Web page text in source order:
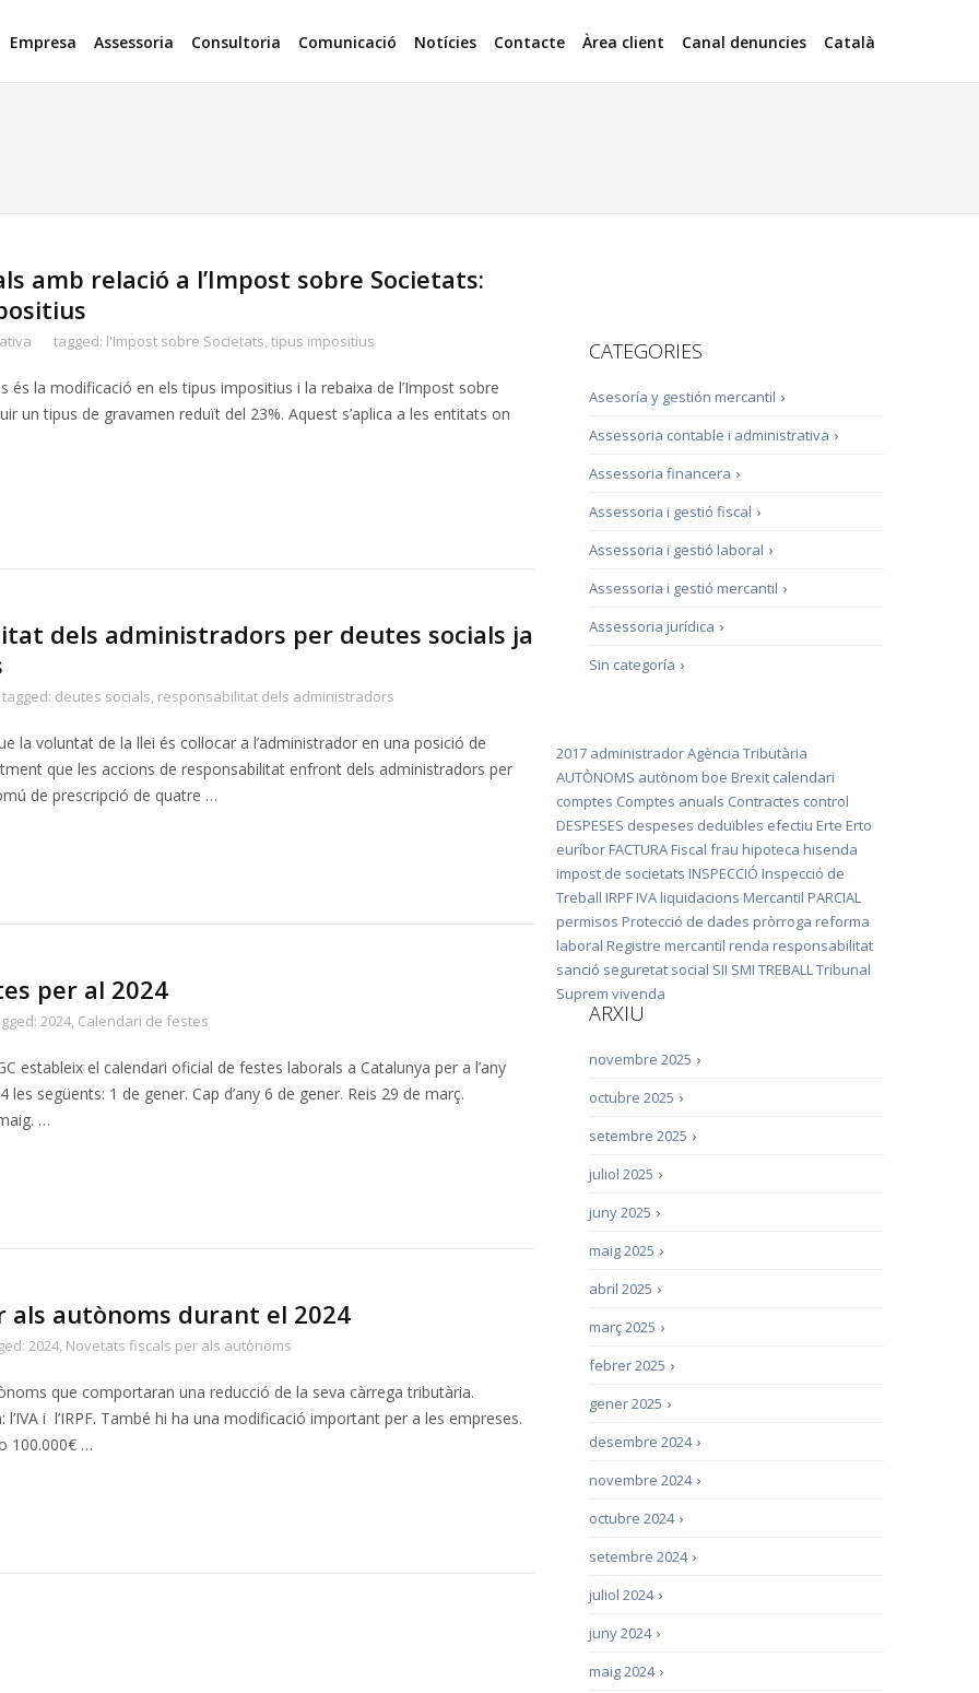
Empresa Assessoria Consultoria Comunicació Notícies Contacte Àrea client Canal denuncies Català
amb relació a l’Impost sobre Societats:
tagged: l'Impost sobre Societats,tipus impositius
la modificació en els tipus impositius i la rebaixa de l’Impost sobre
un tipus de gravamen reduït del 23%. Aquest s’aplica a les entitats on
dels administradors per deutes socials ja
tagged: deutes socials, responsabilitat dels administradors
la voluntat de la llei és col·locar a l’administrador en una posició de
que les accions de responsabilitat enfront dels administradors per
de prescripció de quatre …
per al 2024
2024, Calendari de festes
estableix el calendari oficial de festes laborals a Catalunya per a l’any
següents: 1 de gener. Cap d’any 6 de gener. Reis 29 de març.
…
als autònoms durant el 2024
2024, Novetats fiscals per als autònoms
que comportaran una reducció de la seva càrrega tributària.
i l’IRPF. També hi ha una modificació important per a les empreses.
100.000€ …
CATEGORIES
›
Asesoría y gestión mercantil
›
Assessoria contable i administrativa
›
Assessoria financera
›
Assessoria i gestió fiscal
›
Assessoria i gestió laboral
›
Assessoria i gestió mercantil
›
Assessoria jurídica
›
Sin categoría
2017 administradorAgència Tributària
AUTÒNOMS autònom boe Brexit calendari
comptes Comptes anuals Contractes control
DESPESES despeses deduïbles efectiu Erte Erto
euríbor FACTURA Fiscal frau hipoteca hisenda
impost de societats INSPECCIÓ Inspecció de
Treball IRPF IVA liquidacions Mercantil PARCIAL
permisos Protecció de dades pròrroga reforma
laboral Registre mercantil renda responsabilitat
sanció seguretat social SII SMI TREBALLTribunal
Suprem vivenda
ARXIU
›
novembre 2025
›
octubre 2025
›
setembre 2025
›
juliol 2025
›
juny 2025
›
maig 2025
›
abril 2025
›
març 2025
›
febrer 2025
›
gener 2025
›
desembre 2024
›
novembre 2024
›
octubre 2024
›
setembre 2024
›
juliol 2024
›
juny 2024
›
maig 2024